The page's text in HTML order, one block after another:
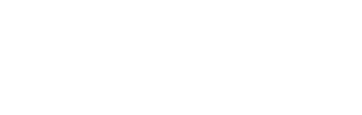
Laser Dark (No-Cut)